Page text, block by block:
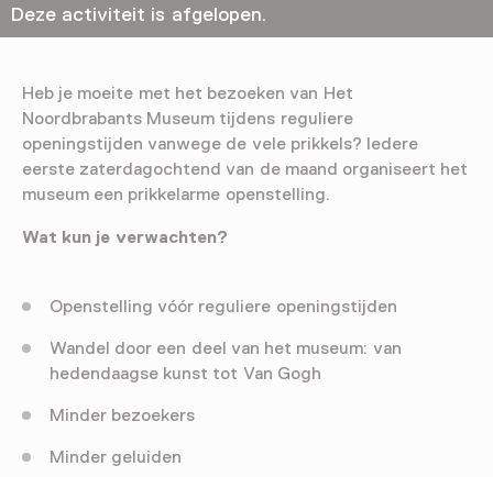
Deze activiteit is afgelopen.
Heb je moeite met het bezoeken van Het
Noordbrabants Museum tijdens reguliere
openingstijden vanwege de vele prikkels? Iedere
eerste zaterdagochtend van de maand organiseert het
museum een prikkelarme openstelling.
Wat kun je verwachten?
Openstelling vóór reguliere openingstijden
Wandel door een deel van het museum: van
hedendaagse kunst tot Van Gogh
Minder bezoekers
Minder geluiden